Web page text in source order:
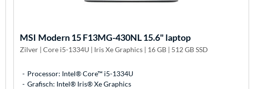
MSI Modern 15 F13MG-430NL 15.6" laptop
Zilver | Core i5-1334U | Iris Xe Graphics | 16 GB | 512 GB SSD
Processor: Intel® Core™ i5-1334U
Grafisch: Intel® Iris® Xe Graphics